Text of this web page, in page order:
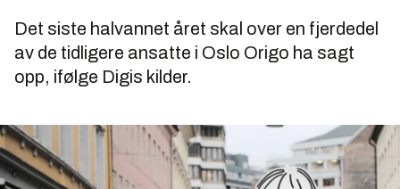
Det siste halvannet året skal over en fjerdedel
av de tidligere ansatte i Oslo Origo ha sagt
opp, ifølge Digis kilder.